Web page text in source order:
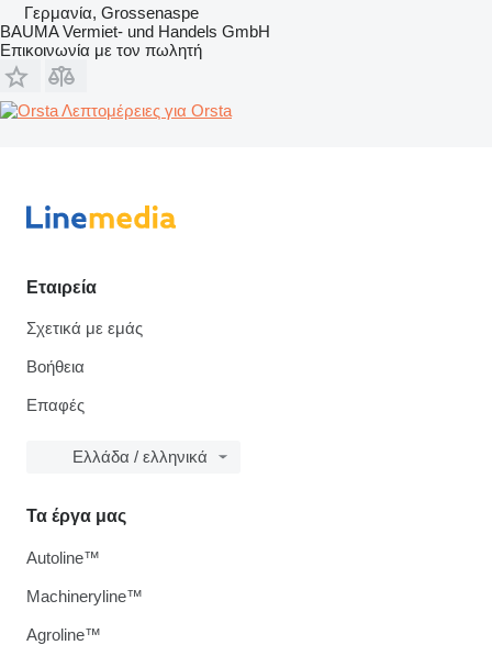
Γερμανία, Grossenaspe
BAUMA Vermiet- und Handels GmbH
Επικοινωνία με τον πωλητή
Λεπτομέρειες για Orsta
Εταιρεία
Σχετικά με εμάς
Βοήθεια
Επαφές
Ελλάδα / ελληνικά
Τα έργα μας
Autoline™
Machineryline™
Agroline™